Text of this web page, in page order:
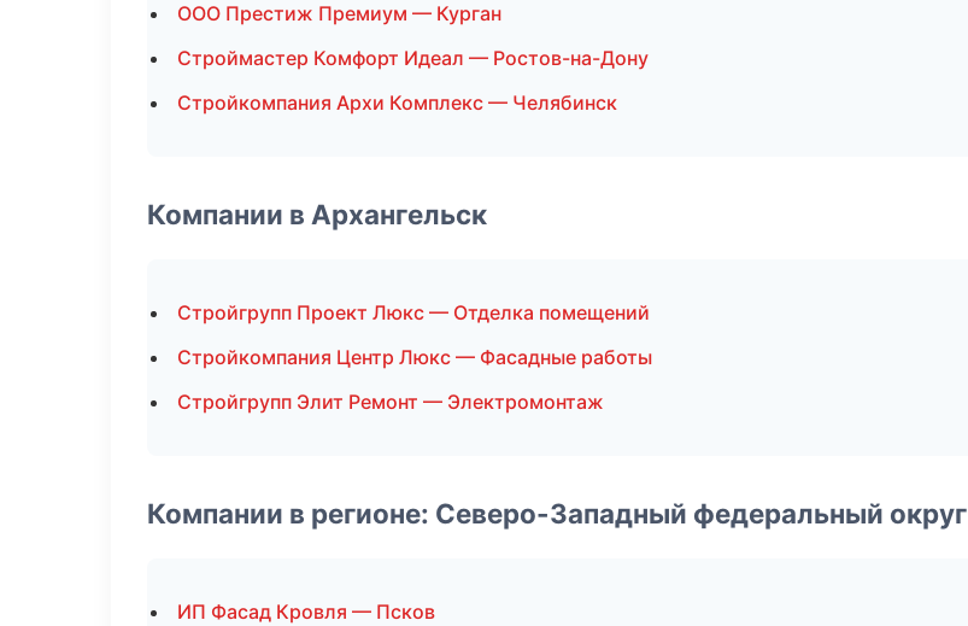
ООО Престиж Премиум — Курган
Строймастер Комфорт Идеал — Ростов-на-Дону
Стройкомпания Архи Комплекс — Челябинск
Компании в Архангельск
Стройгрупп Проект Люкс — Отделка помещений
Стройкомпания Центр Люкс — Фасадные работы
Стройгрупп Элит Ремонт — Электромонтаж
Компании в регионе: Северо-Западный федеральный округ
ИП Фасад Кровля — Псков